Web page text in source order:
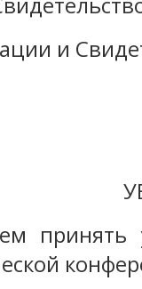
и
принять